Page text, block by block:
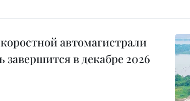
автомагистрали
в декабре 2026